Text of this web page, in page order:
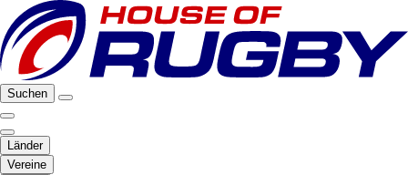
Suchen
Länder
Vereine